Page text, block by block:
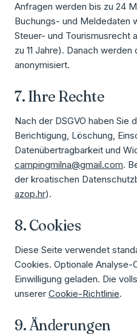
Anfragen werden bis zu 24
Buchungs- und Meldedaten
Steuer- und Tourismusrecht
zu 11 Jahre). Danach
anonymisiert.
7. Ihre Rechte
Nach der DSGVO haben Sie
Berichtigung, Löschung,
Datenübertragbarkeit und
campingmilna@gmail.com.
der kroatischen
azop.hr).
8. Cookies
Diese Seite verwendet
Cookies. Optionale
Einwilligung geladen. Die
unserer Cookie-Richtlinie.
9. Änderungen